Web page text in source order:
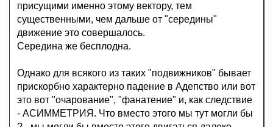
присущими именно этому вектору, тем
существенными, чем дальше от "середины"
движение это совершалось.
Середина же бесплодна.
Однако для всякого из таких "подвижников" бывает
прискорбно характерно падение в Адепство или вот
это вот "очарование", "фанатение" и, как следствие
- АСИММЕТРИЯ. Что вместо этого мы тут могли бы